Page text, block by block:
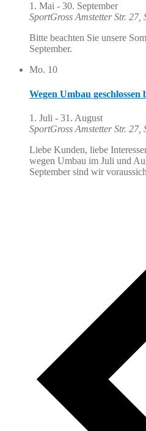
1. Mai - 30. September
SportGross Amstetter Str.
Bitte beachten Sie unsere
September.
Mo. 10
Wegen Umbau geschlossen
1. Juli - 31. August
SportGross Amstetter Str.
Liebe Kunden, liebe
wegen Umbau im Juli und
September sind wir